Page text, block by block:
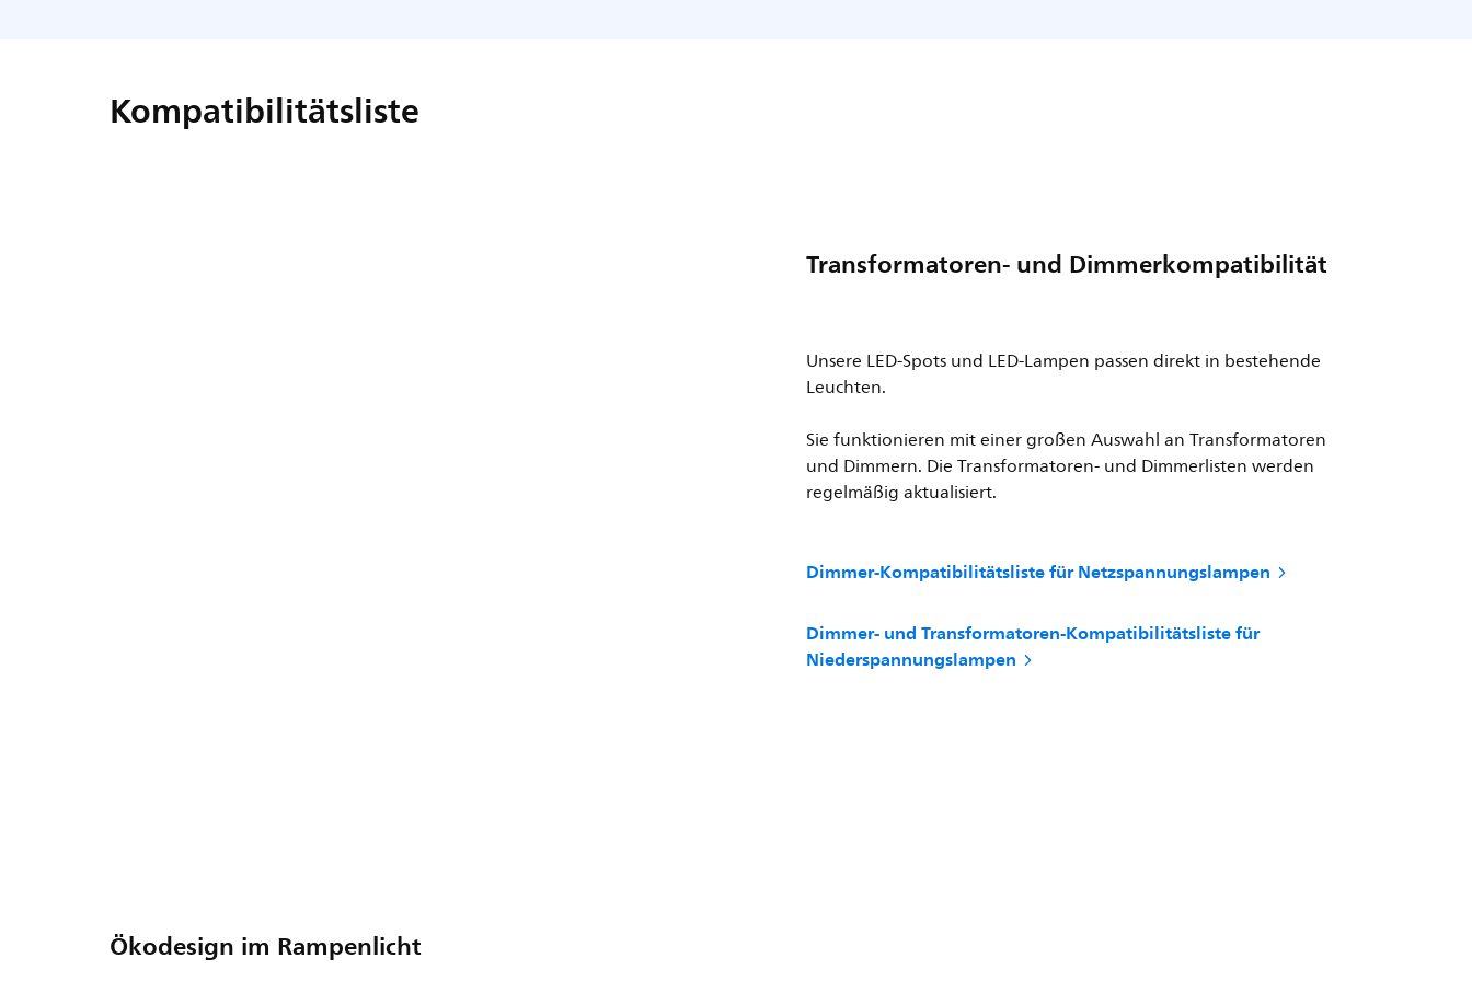
Kompatibilitätsliste
Transformatoren- und Dimmerkompatibilität
Unsere LED-Spots und LED-Lampen passen direkt in bestehende
Leuchten.
Sie funktionieren mit einer großen Auswahl an Transformatoren
und Dimmern. Die Transformatoren- und Dimmerlisten werden
regelmäßig aktualisiert.
Dimmer-Kompatibilitätsliste für Netzspannungslampen
Dimmer- und Transformatoren-Kompatibilitätsliste für
Niederspannungslampen
Ökodesign im Rampenlicht